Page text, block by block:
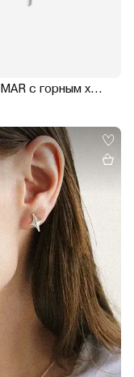
кольцо MAR с горным хрусталем (родирование)
17.5
18.0
21.0